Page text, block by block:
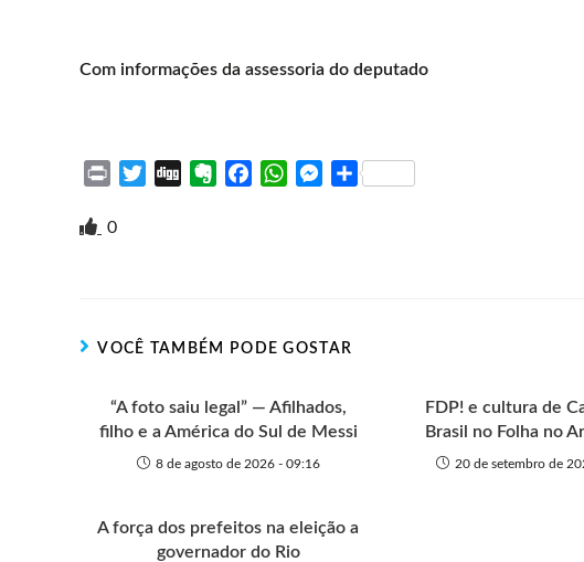
Com informações da assessoria do deputado
i
e
k
W
p
M
e
S
0
VOCÊ TAMBÉM PODE GOSTAR
“A foto saiu legal” — Afilhados,
filho e a América do Sul de Messi
8 de agosto de 2026 - 09:16
FDP! e cultura de
Brasil no Folha no
20 de setembro de
A força dos prefeitos na eleição a
governador do Rio